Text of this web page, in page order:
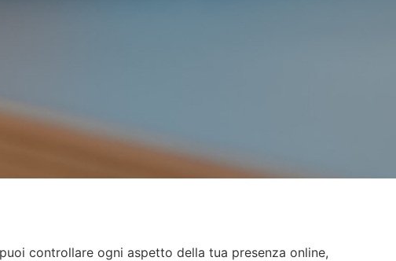
controllare ogni aspetto della tua presenza online,